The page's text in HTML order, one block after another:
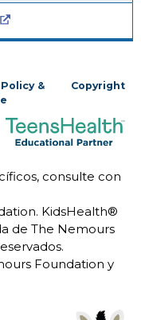
&
Copyright
consulte con
KidsHealth®
de The Nemours
Foundation y